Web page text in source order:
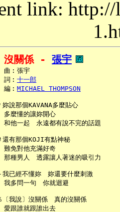
link:
沒關係 - 張宇
曲︰張宇
︰
十一郎
︰
MICHAEL THOMPSON
妳說那個KAVANA多麼貼心
麼懂的讓妳開心
他一起　永遠都有說不完的話題
有那個KOJI有點神秘
免對他充滿好奇
種男人　透露讓人著迷的吸引力
已經不懂妳　妳還要什麼刺激
多問一句　你就迴避
我說〕沒關係　真的沒關係
跟誰就跟誰出去